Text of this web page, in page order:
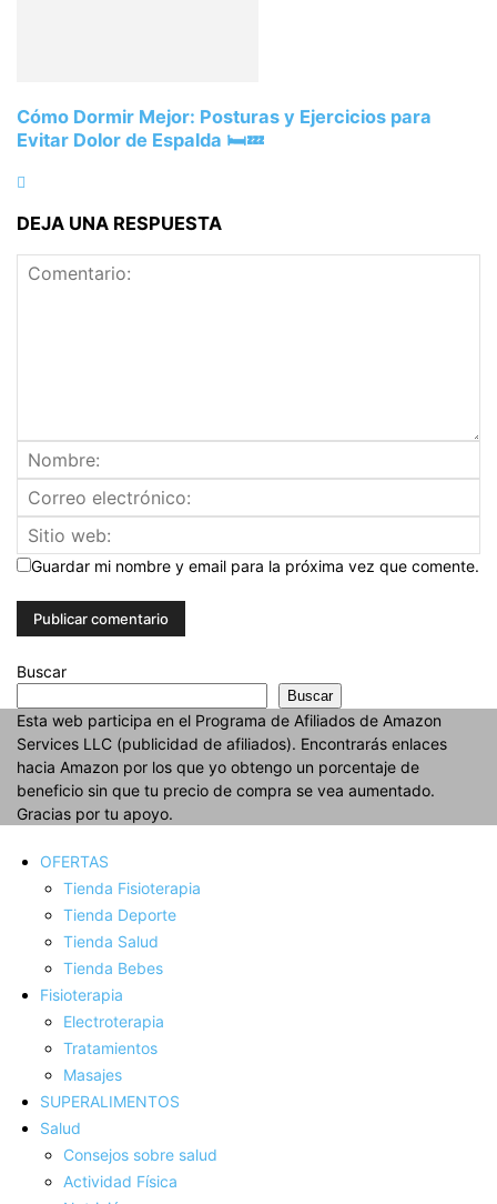
Cómo Dormir Mejor: Posturas y Ejercicios para
Evitar Dolor de Espalda 🛏️💤
DEJA UNA RESPUESTA
Guardar mi nombre y email para la próxima vez que comente.
Buscar
Buscar
Esta web participa en el Programa de Afiliados de Amazon
Services LLC (publicidad de afiliados). Encontrarás enlaces
hacia Amazon por los que yo obtengo un porcentaje de
beneficio sin que tu precio de compra se vea aumentado.
Gracias por tu apoyo.
OFERTAS
Tienda Fisioterapia
Tienda Deporte
Tienda Salud
Tienda Bebes
Fisioterapia
Electroterapia
Tratamientos
Masajes
SUPERALIMENTOS
Salud
Consejos sobre salud
Actividad Fí­sica